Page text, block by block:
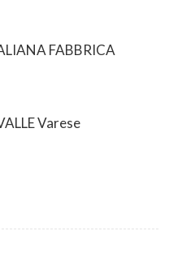
FABBRICA
Varese